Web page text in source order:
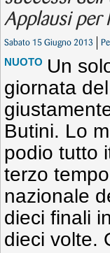
Applausi per
Sabato 15 Giugno 2013
NUOTO Un
giornata
Butini. Lo
podio tutto
terzo
nazionale
dieci finali
dieci volte.